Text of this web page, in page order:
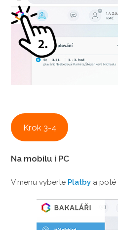
Krok 3-4
Na mobilu i PC
V menu vyberte Platby a poté